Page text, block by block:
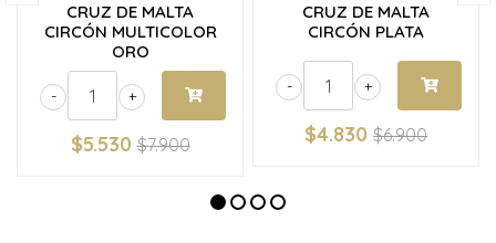
CRUZ DE MALTA
CIRCÓN MULTICOLOR
ORO
+
-
$5.530 $7.900
CRUZ DE MALTA
CIRCÓN PLATA
+
-
$4.830 $6.900